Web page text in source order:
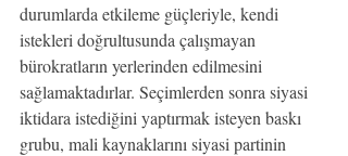
durumlarda etkileme güçleriyle, kendi
istekleri doğrultusunda çalışmayan
bürokratların yerlerinden edilmesini
sağlamaktadırlar. Seçimlerden sonra siyasi
iktidara istediğini yaptırmak isteyen baskı
grubu, mali kaynaklarını siyasi partinin